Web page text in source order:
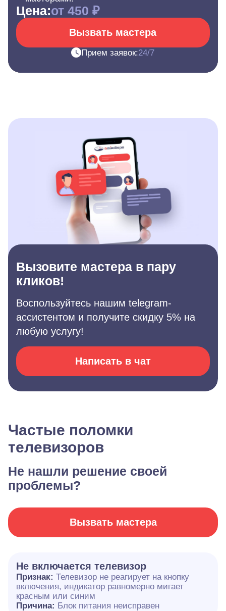
Цена:от 450 ₽
Вызвать мастера
Прием заявок:24/7
Вызовите мастера в пару
кликов!
Воспользуйтесь нашим telegram-
ассистентом и получите скидку 5% на
любую услугу!
Написать в чат
Частые поломки
телевизоров
Не нашли решение своей
проблемы?
Вызвать мастера
Не включается телевизор
Признак: Телевизор не реагирует на кнопку
включения, индикатор равномерно мигает
красным или синим
Причина: Блок питания неисправен